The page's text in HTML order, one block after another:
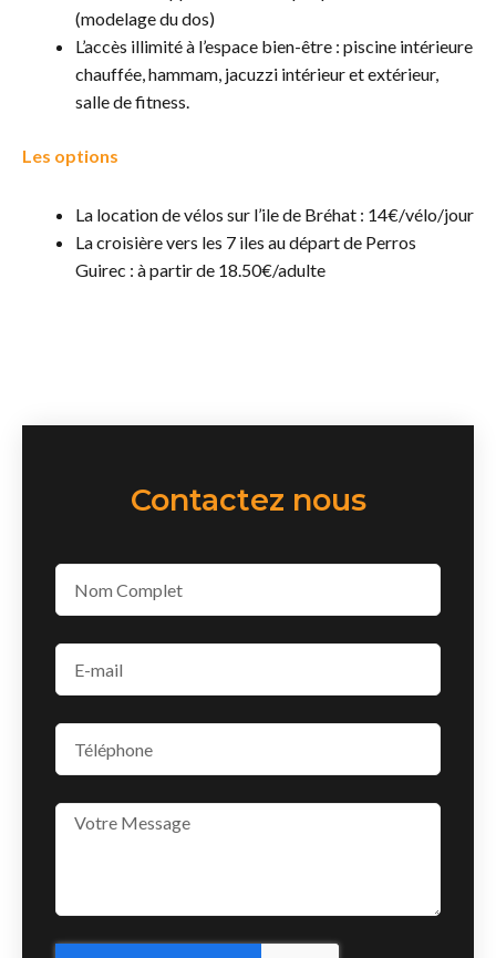
(modelage du dos)
L’accès illimité à l’espace bien-être : piscine intérieure
chauffée, hammam, jacuzzi intérieur et extérieur,
salle de fitness.
Les options
La location de vélos sur l’ile de Bréhat : 14€/vélo/jour
La croisière vers les 7 iles au départ de Perros
Guirec : à partir de 18.50€/adulte
Contactez nous